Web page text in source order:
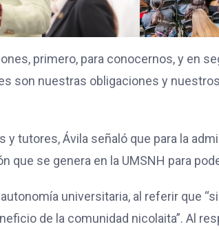
primero, para conocernos, y en
son nuestras obligaciones y
y tutores, Ávila señaló que para la
que se genera en la UMSNH para
universitaria, al referir que
de la comunidad nicolaita”. Al